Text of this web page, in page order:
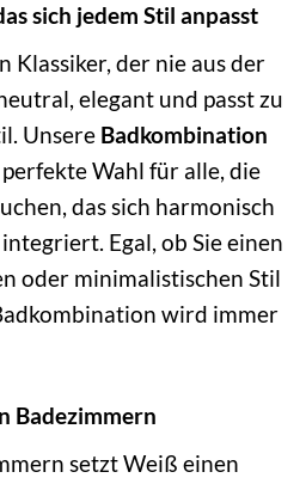
sich jedem Stil anpasst
Klassiker, der nie aus der
elegant und passt zu
Unsere Badkombination
Wahl für alle, die
das sich harmonisch
Egal, ob Sie einen
oder minimalistischen Stil
wird immer
Badezimmern
setzt Weiß einen